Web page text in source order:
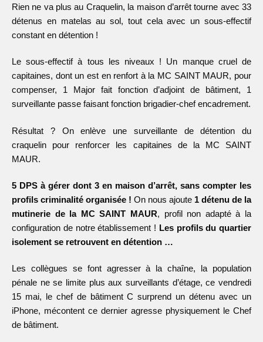
Rien ne va plus au Craquelin, la maison d’arrêt tourne avec 33
détenus en matelas au sol, tout cela avec un sous-effectif
constant en détention !
Le sous-effectif à tous les niveaux ! Un manque cruel de
capitaines, dont un est en renfort à la MC SAINT MAUR, pour
compenser, 1 Major fait fonction d’adjoint de bâtiment, 1
surveillante passe faisant fonction brigadier-chef encadrement.
Résultat ? On enlève une surveillante de détention du
craquelin pour renforcer les capitaines de la MC SAINT
MAUR.
5 DPS à gérer dont 3 en maison d’arrêt, sans compter les
profils criminalité organisée ! On nous ajoute 1 détenu de la
mutinerie de la MC SAINT MAUR, profil non adapté à la
configuration de notre établissement ! Les profils du quartier
isolement se retrouvent en détention …
Les collègues se font agresser à la chaîne, la population
pénale ne se limite plus aux surveillants d’étage, ce vendredi
15 mai, le chef de bâtiment C surprend un détenu avec un
iPhone, mécontent ce dernier agresse physiquement le Chef
de bâtiment.